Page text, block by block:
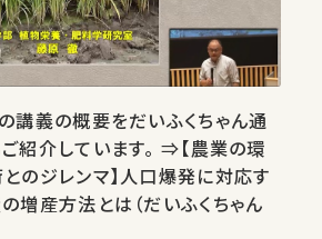
講義の概要をだいふくちゃん通
紹介しています。 ⇒【農業の環
のジレンマ】人口爆発に対応す
増産方法とは（だいふくちゃん